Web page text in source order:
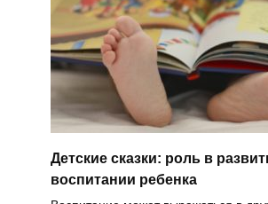
Детские сказки: роль в
воспитании ребенка